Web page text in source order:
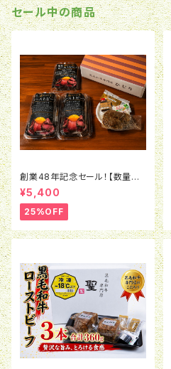
セール中の商品
創業48年記念セール！【数量限
定】 黒毛和牛ローストビーフ3
本セット(合計360ｇ) (冷凍)
¥5,400
25%OFF